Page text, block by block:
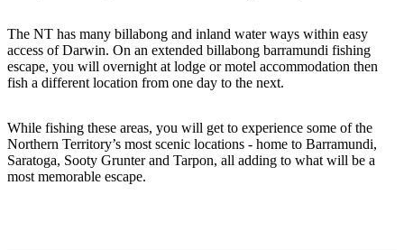
Sign
up
The NT has many billabong and inland water ways within easy
access of Darwin. On an extended billabong barramundi fishing
escape, you will overnight at lodge or motel accommodation then
fish a different location from one day to the next.
While fishing these areas, you will get to experience some of the
Northern Territory’s most scenic locations - home to Barramundi,
Saratoga, Sooty Grunter and Tarpon, all adding to what will be a
most memorable escape.